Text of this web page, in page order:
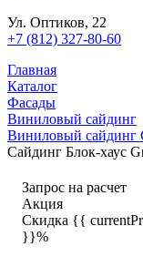
Ул. Оптиков, 22
+7 (812) 327-80-60
Главная
Каталог
Фасады
Виниловый сайдинг
Виниловый сайдинг
Сайдинг Блок-хаус
Запрос на расчет
Акция
Скидка {{
}}%